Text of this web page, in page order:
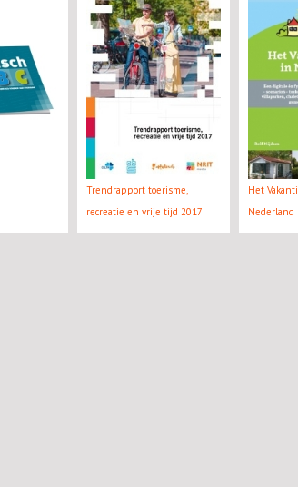
Trendrapport toerisme,
recreatie en vrije tijd 2017
Het
Nederland